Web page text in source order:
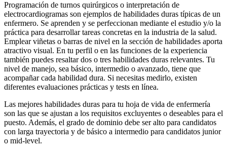
Programación de turnos quirúrgicos o interpretación de
electrocardiogramas son ejemplos de habilidades duras típicas de un
enfermero. Se aprenden y se perfeccionan mediante el estudio y/o la
práctica para desarrollar tareas concretas en la industria de la salud.
Emplear viñetas o barras de nivel en la sección de habilidades aporta
atractivo visual. En tu perfil o en las funciones de la experiencia
también puedes resaltar dos o tres habilidades duras relevantes. Tu
nivel de manejo, sea básico, intermedio o avanzado, tiene que
acompañar cada habilidad dura. Si necesitas medirlo, existen
diferentes evaluaciones prácticas y tests en línea.
Las mejores habilidades duras para tu hoja de vida de enfermería
son las que se ajustan a los requisitos excluyentes o deseables para el
puesto. Además, el grado de dominio debe ser alto para candidatos
con larga trayectoria y de básico a intermedio para candidatos junior
o mid-level.